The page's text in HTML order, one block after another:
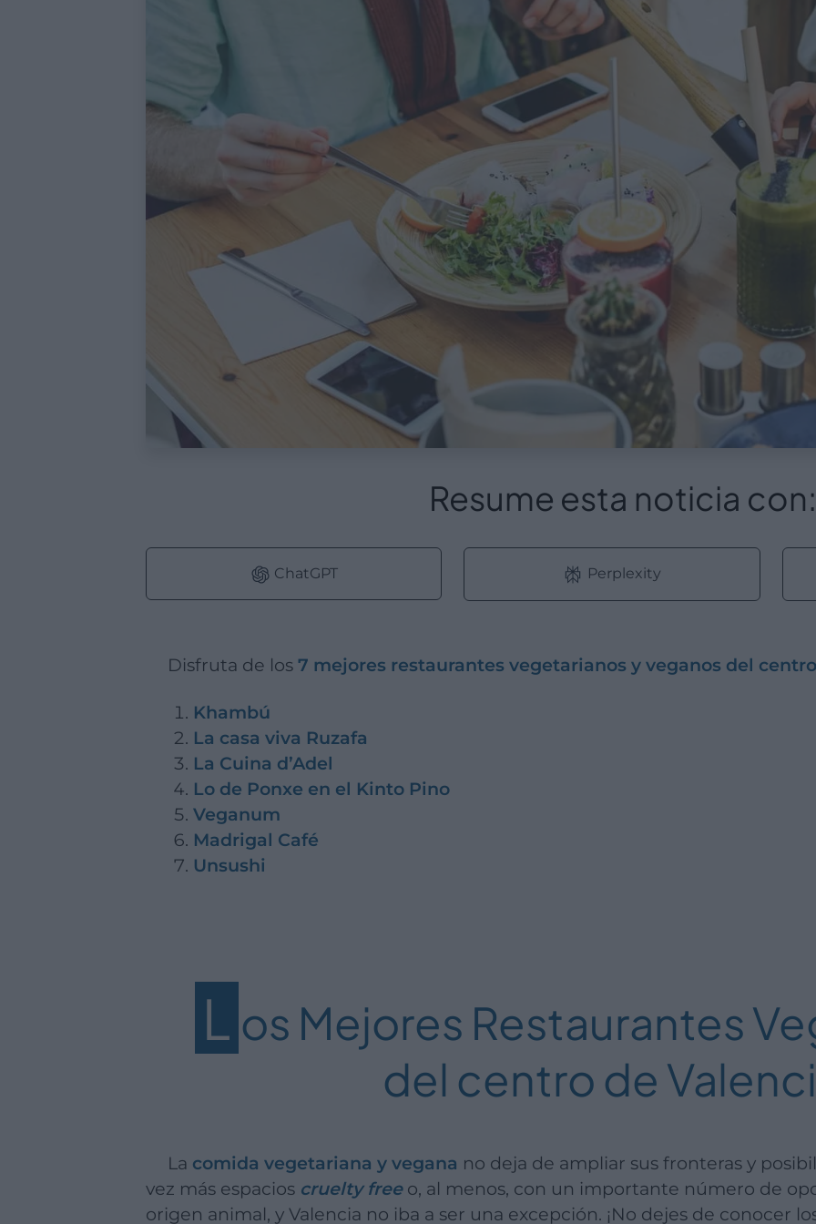
Resume esta noticia con:
ChatGPT Perplexity
Disfruta de los 7 mejores restaurantes vegetarianos y veganos del
Khambú
La casa viva Ruzafa
La Cuina d’Adel
Lo de Ponxe en el Kinto Pino
Veganum
Madrigal Café
Unsushi
L os Mejores Restaurantes
del centro de
La comida vegetariana y vegana no deja de ampliar sus fronteras y
vez más espacios cruelty freeo, al menos, con un importante número de
origen animal, y Valencia no iba a ser una excepción. ¡No dejes de conocer